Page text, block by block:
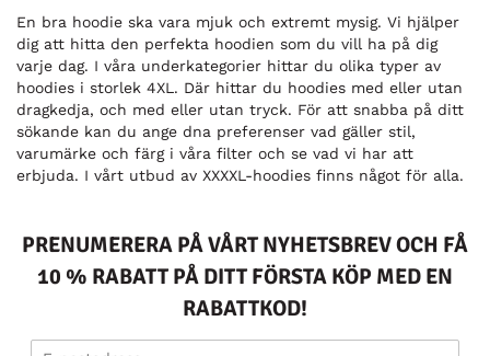
En bra hoodie ska vara mjuk och extremt mysig. Vi hjälper
dig att hitta den perfekta hoodien som du vill ha på dig
varje dag. I våra underkategorier hittar du olika typer av
hoodies i storlek 4XL. Där hittar du hoodies med eller utan
dragkedja, och med eller utan tryck. För att snabba på ditt
sökande kan du ange dna preferenser vad gäller stil,
varumärke och färg i våra filter och se vad vi har att
erbjuda. I vårt utbud av XXXXL-hoodies finns något för alla.
PRENUMERERA PÅ VÅRT NYHETSBREV OCH FÅ
10 % RABATT PÅ DITT FÖRSTA KÖP MED EN
RABATTKOD!